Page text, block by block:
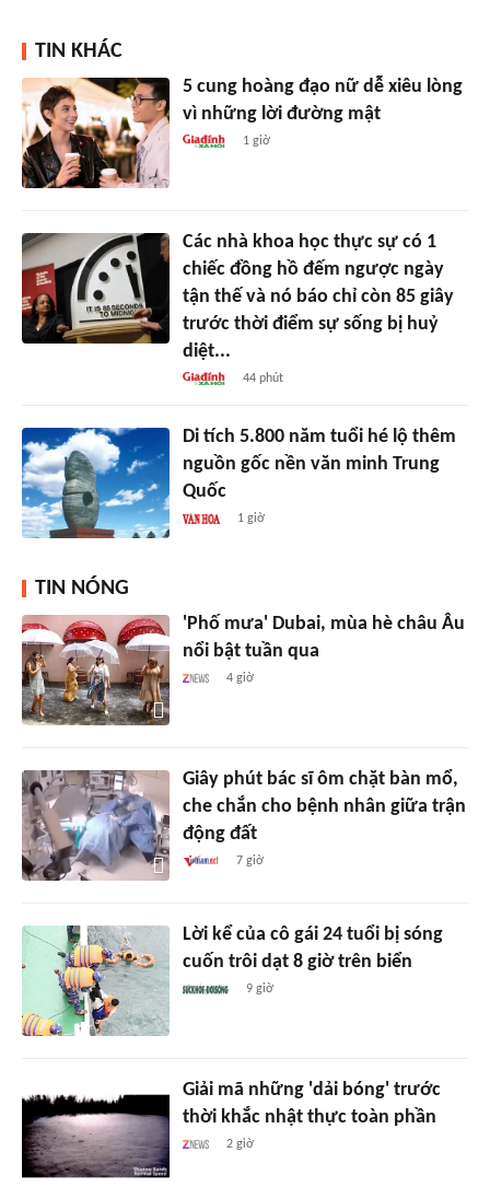
TIN KHÁC
5 cung hoàng đạo nữ dễ xiêu lòng
vì những lời đường mật
1 giờ
Các nhà khoa học thực sự có 1
chiếc đồng hồ đếm ngược ngày
tận thế và nó báo chỉ còn 85 giây
trước thời điểm sự sống bị huỷ
diệt...
44 phút
Di tích 5.800 năm tuổi hé lộ thêm
nguồn gốc nền văn minh Trung
Quốc
1 giờ
TIN NÓNG
'Phố mưa' Dubai, mùa hè châu Âu
nổi bật tuần qua
4 giờ
Giây phút bác sĩ ôm chặt bàn mổ,
che chắn cho bệnh nhân giữa trận
động đất
7 giờ
Lời kể của cô gái 24 tuổi bị sóng
cuốn trôi dạt 8 giờ trên biển
9 giờ
Giải mã những 'dải bóng' trước
thời khắc nhật thực toàn phần
2 giờ